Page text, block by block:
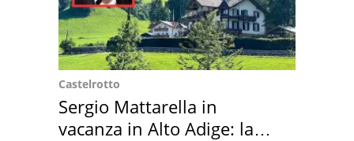
Castelrotto
Sergio Mattarella in
vacanza in Alto Adige: la